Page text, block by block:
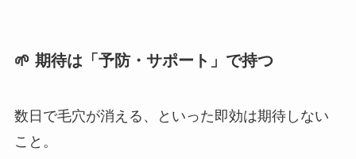
🌱 期待は「予防・サポート」で持つ
数日で毛穴が消える、といった即効は期待しない
こと。